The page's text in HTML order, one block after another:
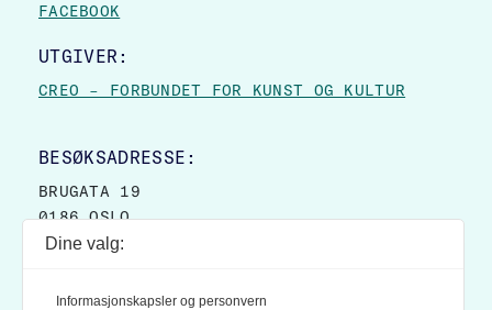
FACEBOOK
UTGIVER:
CREO – FORBUNDET FOR KUNST OG KULTUR
BESØKSADRESSE:
BRUGATA 19
0186 OSLO
POSTBOKS 9007 GRØNLAND
Dine valg:
Informasjonskapsler og personvern